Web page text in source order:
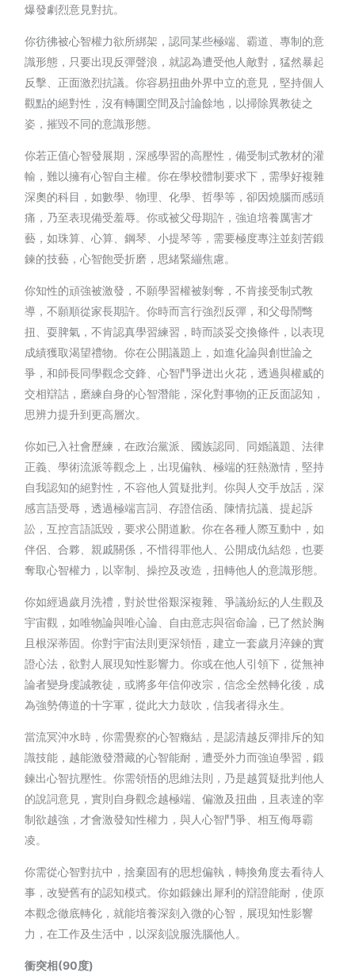
爆發劇烈意見對抗。
你彷彿被心智權力欲所綁架，認同某些極端、霸道、專制的意
識形態，只要出現反彈聲浪，就認為遭受他人敵對，猛然暴起
反擊、正面激烈抗議。你容易扭曲外界中立的意見，堅持個人
觀點的絕對性，沒有轉圜空間及討論餘地，以掃除異教徒之
姿，摧毀不同的意識形態。
你若正值心智發展期，深感學習的高壓性，備受制式教材的灌
輸，難以擁有心智自主權。你在學校體制要求下，需學好複雜
深奧的科目，如數學、物理、化學、哲學等，卻因燒腦而感頭
痛，乃至表現備受羞辱。你或被父母期許，強迫培養厲害才
藝，如珠算、心算、鋼琴、小提琴等，需要極度專注並刻苦鍛
鍊的技藝，心智飽受折磨，思緒緊繃焦慮。
你知性的頑強被激發，不願學習權被剝奪，不肯接受制式教
導，不願順從家長期許。你時而言行強烈反彈，和父母鬧彆
扭、耍脾氣，不肯認真學習練習，時而談妥交換條件，以表現
成績獲取渴望禮物。你在公開議題上，如進化論與創世論之
爭，和師長同學觀念交鋒、心智鬥爭迸出火花，透過與權威的
交相辯詰，磨練自身的心智潛能，深化對事物的正反面認知，
思辨力提升到更高層次。
你如已入社會歷練，在政治黨派、國族認同、同婚議題、法律
正義、學術流派等觀念上，出現偏執、極端的狂熱激情，堅持
自我認知的絕對性，不容他人質疑批判。你與人交手放話，深
感言語受辱，透過極端言詞、存證信函、陳情抗議、提起訴
訟，互控言語詆毀，要求公開道歉。你在各種人際互動中，如
伴侶、合夥、親戚關係，不惜得罪他人、公開成仇結怨，也要
奪取心智權力，以宰制、操控及改造，扭轉他人的意識形態。
你如經過歲月洗禮，對於世俗艱深複雜、爭議紛紜的人生觀及
宇宙觀，如唯物論與唯心論、自由意志與宿命論，已了然於胸
且根深蒂固。你對宇宙法則更深領悟，建立一套歲月淬鍊的實
證心法，欲對人展現知性影響力。你或在他人引領下，從無神
論者變身虔誠教徒，或將多年信仰改宗，信念全然轉化後，成
為強勢傳道的十字軍，從此大力鼓吹，信我者得永生。
當流冥沖水時，你需覺察的心智癥結，是認清越反彈排斥的知
識技能，越能激發潛藏的心智能耐，遭受外力而強迫學習，鍛
鍊出心智抗壓性。你需領悟的思維法則，乃是越質疑批判他人
的說詞意見，實則自身觀念越極端、偏激及扭曲，且表達的宰
制欲越強，才會激發知性權力，與人心智鬥爭、相互侮辱霸
凌。
你需從心智對抗中，捨棄固有的思想偏執，轉換角度去看待人
事，改變舊有的認知模式。你如鍛鍊出犀利的辯證能耐，使原
本觀念徹底轉化，就能培養深刻入微的心智，展現知性影響
力，在工作及生活中，以深刻說服洗腦他人。
衝突相(90度)